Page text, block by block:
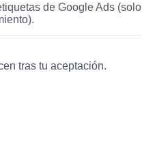
de Google Ads (solo
tras tu aceptación.